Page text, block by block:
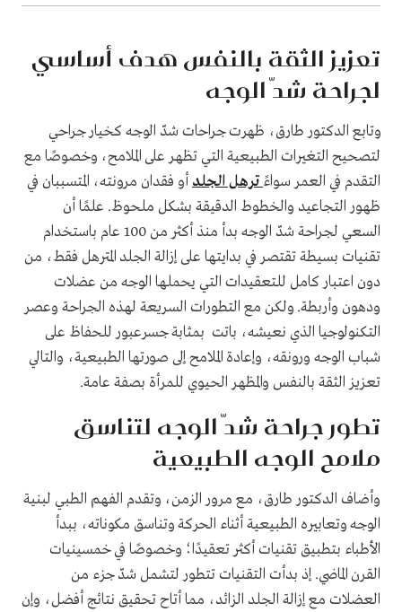
تعزيز الثقة بالنفس هدف أساسي
لجراحة شدّ الوجه
وتابع الدكتور طارق، ظهرت جراحات شدّ الوجه كخيار جراحي
لتصحيح التغيرات الطبيعية التي تظهر على الملامح، وخصوصًا مع
التقدم في العمر سواءً ترهل الجلد أو فقدان مرونته، المتسببان في
ظهور التجاعيد والخطوط الدقيقة بشكل ملحوظ. علمًا أن
السعي لجراحة شدّ الوجه بدأ منذ أكثر من 100 عام باستخدام
تقنيات بسيطة تقتصر في بدايتها على إزالة الجلد المترهل فقط، من
دون اعتبار كامل للتعقيدات التي يحملها الوجه من عضلات
ودهون وأربطة. ولكن مع التطورات السريعة لهذه الجراحة وعصر
التكنولوجيا الذي نعيشه، باتت بمثابة جسرعبور للحفاظ على
شباب الوجه ورونقه، وإعادة الملامح إلى صورتها الطبيعية، والتالي
تعزيز الثقة بالنفس والمظهر الحيوي للمرأة بصفة عامة.
تطور جراحة شدّ الوجه لتناسق
ملامح الوجه الطبيعية
وأضاف الدكتور طارق، مع مرور الزمن، وتقدم الفهم الطبي لبنية
الوجه وتعابيره الطبيعية أثناء الحركة وتناسق مكوناته، ببدأ
الأطباء بتطبيق تقنيات أكثر تعقيدًا؛ وخصوصًا في خمسينيات
القرن الماضي. إذ بدأت التقنيات تتطور لتشمل شدّ جزء من
العضلات مع إزالة الجلد الزائد، مما أتاح تحقيق نتائج أفضل، وإن